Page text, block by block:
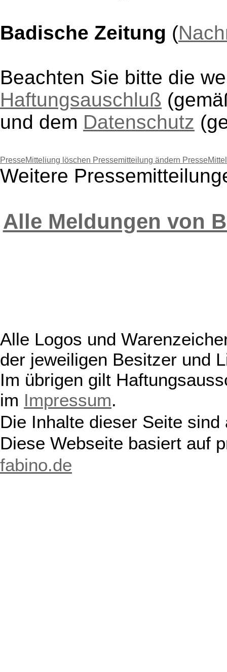
Badische Zeitung (
Beachten Sie bitte die
Haftungsauschluß
und dem Datenschutz
PresseMitteliung löschen Pressemitteilung ändern
Weitere
Alle Meldungen von
Alle Logos und
der jeweiligen Besitzer und
Im übrigen gilt
im Impressum.
Die Inhalte dieser Seite
Diese Webseite basiert auf
fabino.de